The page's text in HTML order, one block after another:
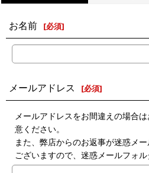
お名前 [必須]
メールアドレス [必須]
メールアドレスをお間違えの場合
意ください。
また、弊店からのお返事が迷惑メ
ございますので、迷惑メールフォル